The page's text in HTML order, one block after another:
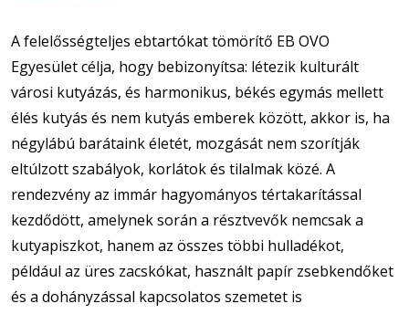
A felelősségteljes ebtartókat tömörítő EB OVO
Egyesület célja, hogy bebizonyítsa: létezik kulturált
városi kutyázás, és harmonikus, békés egymás mellett
élés kutyás és nem kutyás emberek között, akkor is, ha
négylábú barátaink életét, mozgását nem szorítják
eltúlzott szabályok, korlátok és tilalmak közé. A
rendezvény az immár hagyományos tértakarítással
kezdődött, amelynek során a résztvevők nemcsak a
kutyapiszkot, hanem az összes többi hulladékot,
például az üres zacskókat, használt papír zsebkendőket
és a dohányzással kapcsolatos szemetet is